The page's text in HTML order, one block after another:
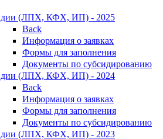
(ЛПХ, КФХ, ИП) - 2025
Back
Информация о заявках
Формы для заполнения
Документы по субсидированию
(ЛПХ, КФХ, ИП) - 2024
Back
Информация о заявках
Формы для заполнения
Документы по субсидированию
(ЛПХ, КФХ, ИП) - 2023